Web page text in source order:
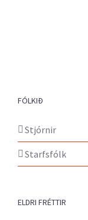
FÓLKIÐ
Stjórnir
Starfsfólk
ELDRI FRÉTTIR